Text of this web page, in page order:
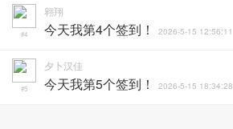
翱翔
#4 今天我第4个签到！ 2026-5-15 12:56:11
夕卜汉佳
#5 今天我第5个签到！ 2026-5-15 18:34:28